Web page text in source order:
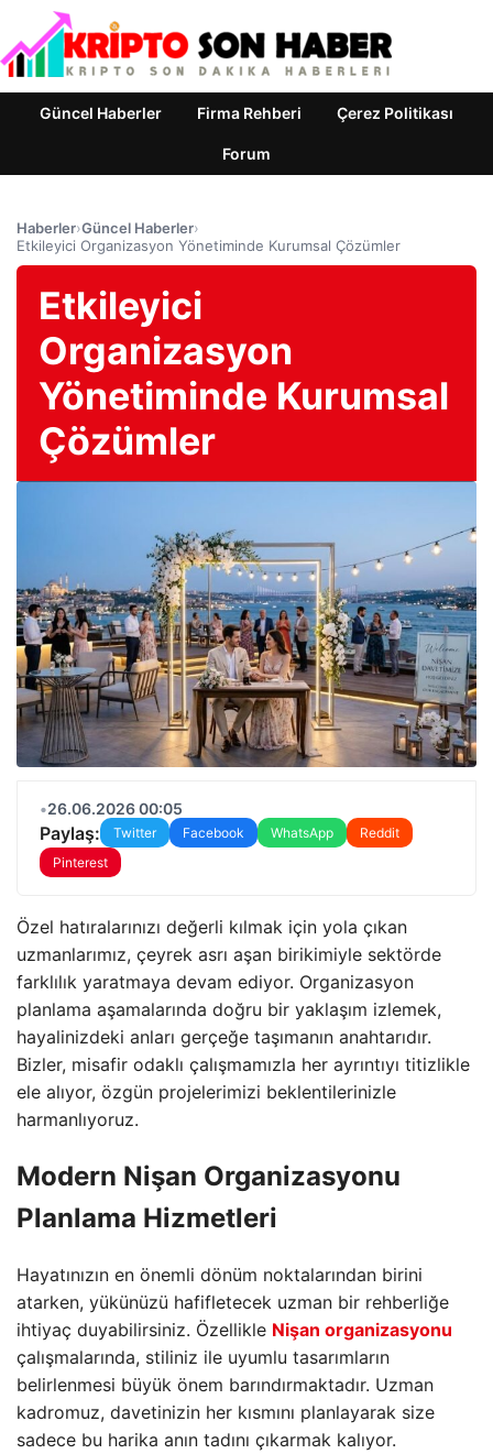
Güncel Haberler Firma Rehberi Çerez Politikası
Forum
Haberler›Güncel Haberler›
Etkileyici Organizasyon Yönetiminde Kurumsal Çözümler
Etkileyici
Organizasyon
Yönetiminde Kurumsal
Çözümler
•26.06.2026 00:05
Paylaş: Twitter Facebook WhatsApp
Reddit
Pinterest
Özel hatıralarınızı değerli kılmak için yola çıkan
uzmanlarımız, çeyrek asrı aşan birikimiyle sektörde
farklılık yaratmaya devam ediyor. Organizasyon
planlama aşamalarında doğru bir yaklaşım izlemek,
hayalinizdeki anları gerçeğe taşımanın anahtarıdır.
Bizler, misafir odaklı çalışmamızla her ayrıntıyı titizlikle
ele alıyor, özgün projelerimizi beklentilerinizle
harmanlıyoruz.
Modern Nişan Organizasyonu
Planlama Hizmetleri
Hayatınızın en önemli dönüm noktalarından birini
atarken, yükünüzü hafifletecek uzman bir rehberliğe
ihtiyaç duyabilirsiniz. Özellikle Nişan organizasyonu
çalışmalarında, stiliniz ile uyumlu tasarımların
belirlenmesi büyük önem barındırmaktadır. Uzman
kadromuz, davetinizin her kısmını planlayarak size
sadece bu harika anın tadını çıkarmak kalıyor.